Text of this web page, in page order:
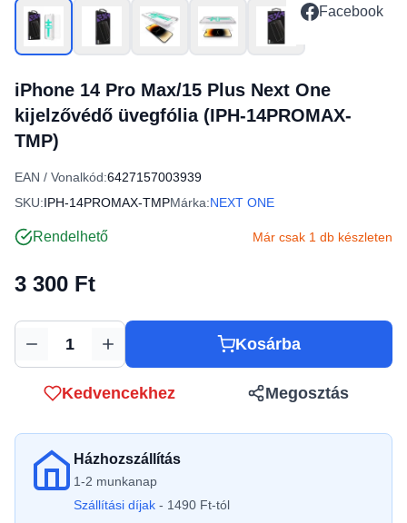
Facebook
iPhone 14 Pro Max/15 Plus Next One
kijelzővédő üvegfólia (IPH-14PROMAX-
TMP)
EAN / Vonalkód:6427157003939
SKU:IPH-14PROMAX-TMPMárka:NEXT ONE
Rendelhető Már csak 1 db készleten
3 300 Ft
Mennyiség Kosárba
Kedvencekhez Megosztás
Házhozszállítás
1-2 munkanap
Szállítási díjak - 1490 Ft-tól